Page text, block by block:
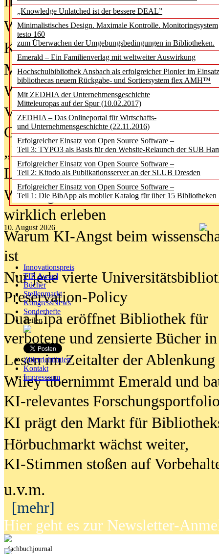
„Knowledge Unlatched ist der bessere DEAL”
Minimalistisches Design. Maximale Kontrolle. Monitoringsystem
testo 160
zum Überwachen der Umgebungsbedingungen in Bibliotheken.
Emerald – Ein Familienverlag mit weltweiter Auswirkung
Hochschulbibliothek Ansbach als erfolgreicher Pionier im
bibliothecas neuem Rückgabe- und Sortiersystem flex AMH™
Mit ZEDHIA der Unternehmensgeschichte
Mitteleuropas auf der Spur (10.02.2017)
ZEDHIA – Das Onlineportal für Wirtschafts-
und Unternehmensgeschichte (22.11.2016)
Erfolgreicher Einsatz von Open Source Software –
Teil 3: TYPO3 als Basis für den Website-Relaunch der SUB
Erfolgreicher Einsatz von Open Source Software –
Teil 2: Kitodo als Publikationsserver an der SLUB Dresden
Erfolgreicher Einsatz von Open Source Software –
Teil 1: Die BibApp als mobiler Katalog für über 15 Bibliotheken
10. August 2026
Innovationspreis
TIP Award
Bücher
Stellenmarkt
KongressNews
Sonderhefte
Teilen
Zitierrichtlinien
Kontakt
Impresssum
Was Hochschul­bibliotheken von
Kinder in der digitalen Welt
Metadaten als Infrastruktur
Wenn Bots katalogisieren
Von Abschlusskleidern bis
Geisterjagd-Ausrüstung in der
„Library of Things“ unterwegs
Lesen als Infrastrukturaufgabe
Wie Jugendliche Social Media
wirklich erleben
Warum KI-Angst beim
ist
Nur jede vierte
Preservation-Policy
Dua Lipa eröffnet Bibliothek für
verbotene und zensierte Bücher
Lesen im Zeitalter der Ablenkung
Wiley übernimmt Emerald und
KI-relevantes
KI prägt den Markt für
Hörbuchmarkt wächst weiter,
KI-Stimmen stoßen auf
u.v.m.
[mehr]
Hier geht es zur Newsletter-
fachbuchjournal